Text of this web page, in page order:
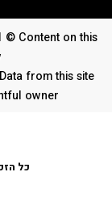
© Content on this
from this site
owner
כל